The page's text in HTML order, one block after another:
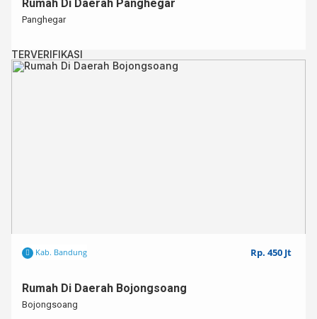
Rumah Di Daerah Panghegar
Panghegar
TERVERIFIKASI
Kab. Bandung Rp. 450 Jt
Rumah Di Daerah Bojongsoang
Bojongsoang